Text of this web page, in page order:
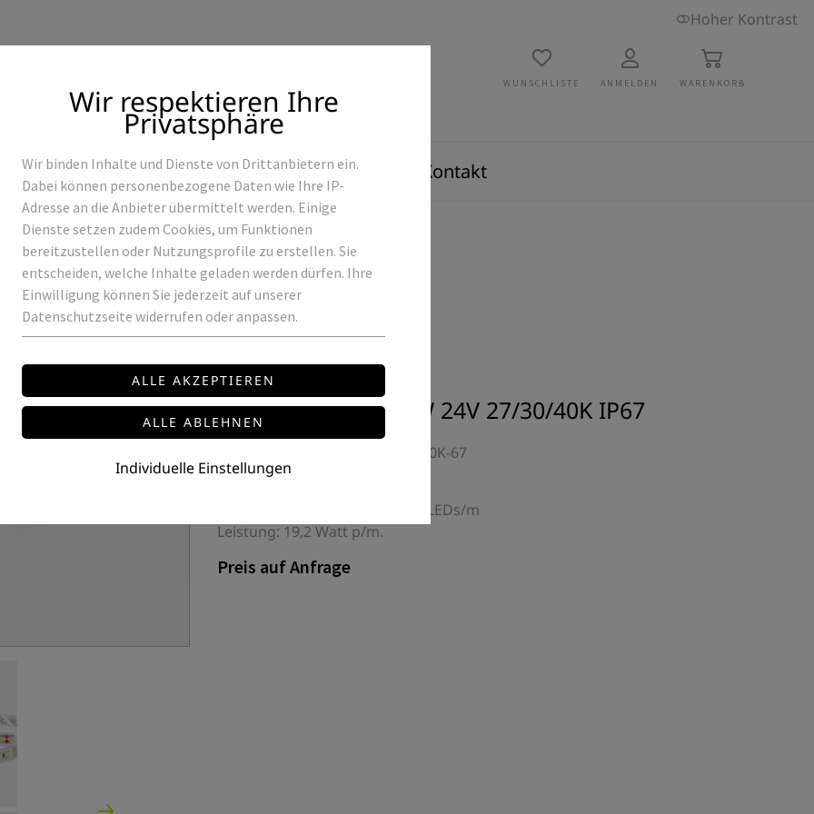
Hoher Kontrast
WUNSCHLISTE ANMELDEN WARENKORB
Produkte Referenzen Kontakt
LED-STRIP HE 19,2W 24V 27/30/40K IP67
ROWALUX
LED-STRIP HE 19,2W 24V 27/30/40K IP67
FSH-2835-160-19-24-10-27/30/40K-67
2835 SMD / SDCM 3 step / 160 LEDs/m
Leistung: 19,2 Watt p/m.
Preis auf Anfrage
Wir respektieren Ihre
Privatsphäre
Wir binden Inhalte und Dienste von Drittanbietern ein.
Dabei können personenbezogene Daten wie Ihre IP-
Adresse an die Anbieter übermittelt werden. Einige
Dienste setzen zudem Cookies, um Funktionen
bereitzustellen oder Nutzungsprofile zu erstellen. Sie
entscheiden, welche Inhalte geladen werden dürfen. Ihre
Einwilligung können Sie jederzeit auf unserer
Datenschutzseite widerrufen oder anpassen.
Individuelle Einstellungen